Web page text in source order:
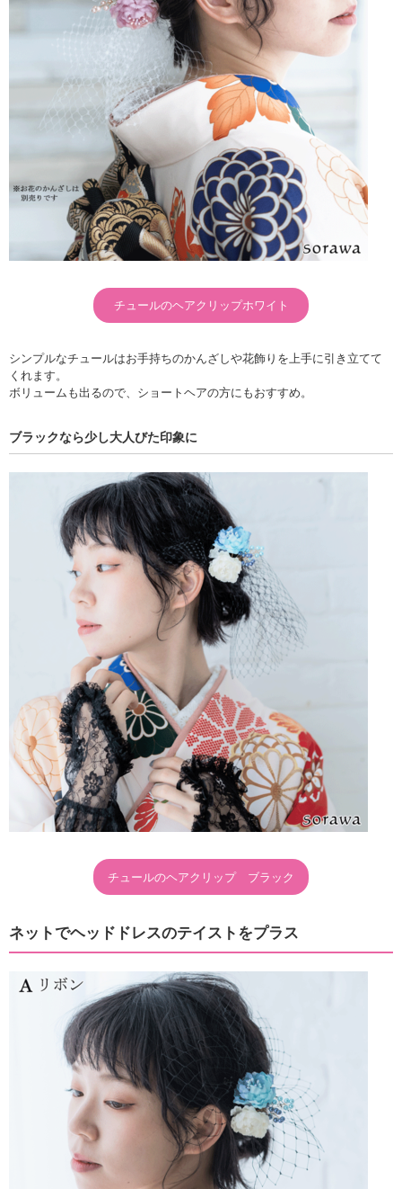
チュールのヘアクリップホワイト
シンプルなチュールはお手持ちのかんざしや花飾りを上手に引き立てて
くれます。
ボリュームも出るので、ショートヘアの方にもおすすめ。
ブラックなら少し大人びた印象に
チュールのヘアクリップ ブラック
ネットでヘッドドレスのテイストをプラス